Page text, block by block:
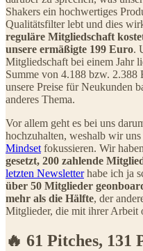
Shakers ein hochwertiges
Qualitätsfilter lebt und dies
reguläre Mitgliedschaft
unsere ermäßigte 199 Euro.
Mitgliedschaft bei einem Jahr
Summe von 4.188 bzw. 2.388
unsere Preise für Neukunden
anderes Thema.
Vor allem geht es bei uns
hochzuhalten, weshalb wir
Mindset fokussieren. Wir
gesetzt, 200 zahlende
letzten Newsletterhabe ich ja
über 50 Mitglieder
mehr als die Hälfte, der
Mitglieder, die mit ihrer Arbeit
🔥 61 Pitches, 131